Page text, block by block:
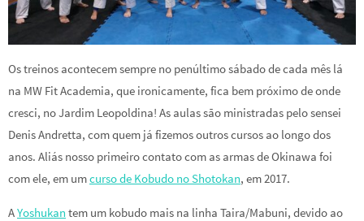
Os treinos acontecem sempre no penúltimo sábado de cada mês lá
na MW Fit Academia, que ironicamente, fica bem próximo de onde
cresci, no Jardim Leopoldina! As aulas são ministradas pelo sensei
Denis Andretta, com quem já fizemos outros cursos ao longo dos
anos. Aliás nosso primeiro contato com as armas de Okinawa foi
com ele, em umcurso de Kobudo no Shotokan, em 2017.
AYoshukan tem um kobudo mais na linha Taira/Mabuni, devido ao